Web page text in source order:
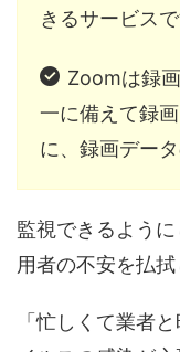
きるサービスで
Zoomは録
一に備えて録画
に、録画デー
監視できるよう
用者の不安を払拭
「忙しくて業者